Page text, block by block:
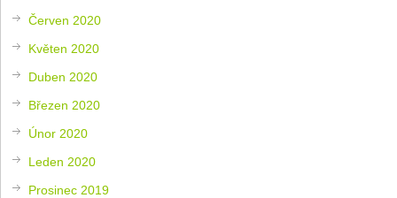
Červen 2020
Květen 2020
Duben 2020
Březen 2020
Únor 2020
Leden 2020
Prosinec 2019